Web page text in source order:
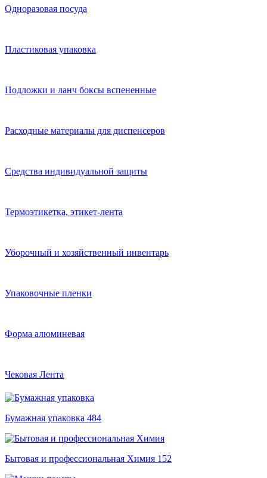
Одноразовая посуда
Пластиковая упаковка
Подложки и ланч боксы вспененные
Расходные материалы для диспенсеров
Средства индивидуальной защиты
Термоэтикетка, этикет-лента
Уборочный и хозяйственный инвентарь
Упаковочные пленки
Форма алюминевая
Чековая Лента
Бумажная упаковка 484
Бытовая и профессиональная Химия 152